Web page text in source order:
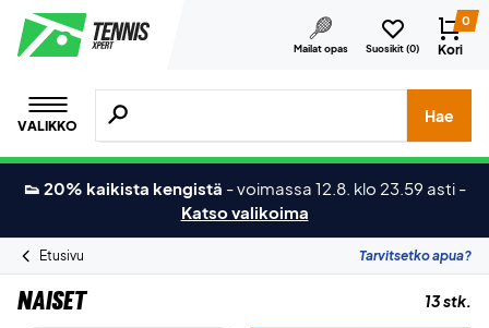
Mailat opas Suosikit (0)
0
Kori
VALIKKO
Hae tuotteita, merkkejä jne.
Hae
👟 20% kaikista kengistä -voimassa 12.8. klo 23.59 asti -
Katso valikoima
Etusivu Tarvitsetko apua?
Naiset 13 stk.